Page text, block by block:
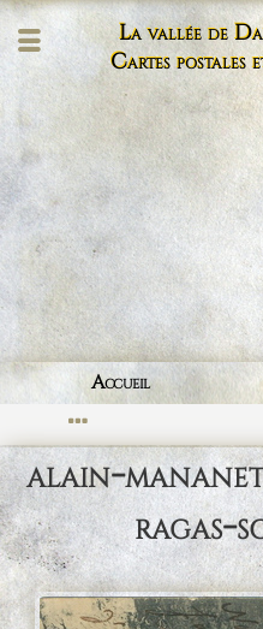
La vallée de
Cartes postales
Accueil
alain-
ragas-